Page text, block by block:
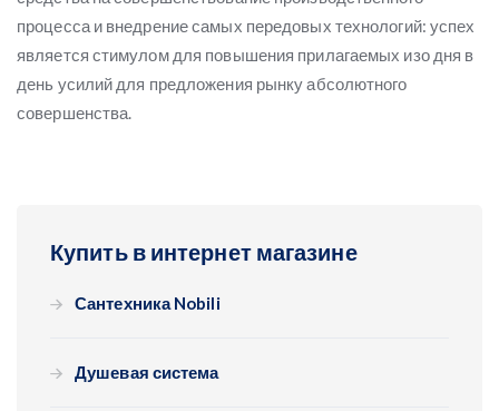
процесса и внедрение самых передовых технологий: успех
является стимулом для повышения прилагаемых изо дня в
день усилий для предложения рынку абсолютного
совершенства.
Купить в интернет магазине
Сантехника Nobili
Душевая система